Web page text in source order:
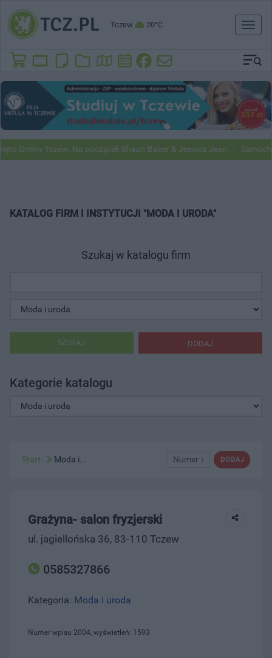
Tczew 20°C
Toggle
Gminy Tczew. Na początek Shaun Baker & Jessica Jean
KATALOG FIRM I INSTYTUCJI "MODA I URODA"
Szukaj w katalogu firm
DODAJ
SZUKAJ
Kategorie katalogu
DODAJ
Numer ↑
Start Moda i...
Grażyna- salon fryzjerski
ul. jagiellońska 36, 83-110 Tczew
0585327866
Kategoria: Moda i uroda
Numer wpisu 2004, wyświetleń: 1593